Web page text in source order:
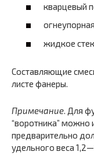
кварцевый
жидкое
Составляющие
листе фанеры.
Примечание . Для
“воротника” можно
предварительно
удельного веса